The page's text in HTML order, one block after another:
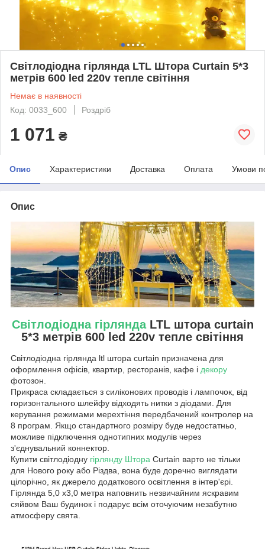
Світлодіодна гірлянда LTL Штора Сurtain 5*3
метрів 600 led 220v тепле світіння
Немає в наявності
Код: 0033_600
Роздріб
1 071 ₴
Опис Характеристики Доставка Оплата Умови
Опис
Світлодіодна гірляндаLTL штора curtain
5*3 метрів 600 led 220v тепле світіння
Світлодіодна гірлянда ltl штора curtain призначена для
оформлення офісів, квартир, ресторанів, кафе і декору
фотозон.
Прикраса складається з силіконових проводів і лампочок, від
горизонтального шлейфу відходять нитки з діодами. Для
керування режимами мерехтіння передбачений контролер на
8 програм. Якщо стандартного розміру буде недостатньо,
можливе підключення однотипних модулів через
з'єднувальний коннектор.
Купити світлодіодну гірлянду Штора Curtain варто не тільки
для Нового року або Різдва, вона буде доречно виглядати
цілорічно, як джерело додаткового освітлення в інтер'єрі.
Гірлянда 5,0 х3,0 метра наповнить незвичайним яскравим
сяйвом Ваш будинок і подарує всім оточуючим незабутню
атмосферу свята.